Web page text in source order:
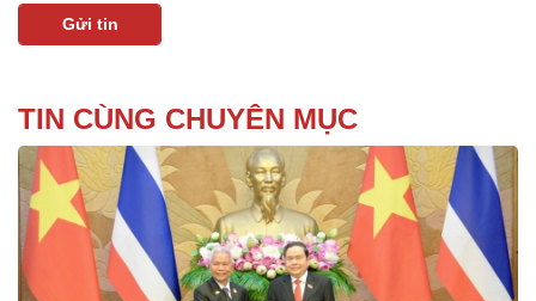
TIN CÙNG CHUYÊN MỤC